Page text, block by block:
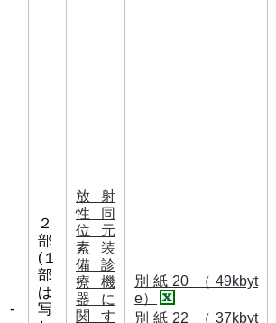
-
２
部
(１
部
は
写
放射
性同
位元
素装
備診
療機
器に
関す
別紙20 （49kbyt
e）
別紙22 （37kbyt